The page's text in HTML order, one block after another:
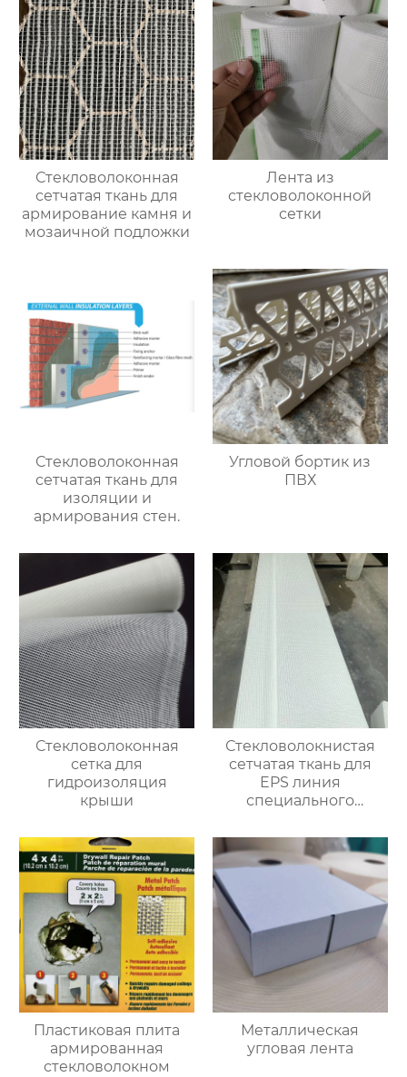
Стекловолоконная
сетчатая ткань для
армирование камня и
мозаичной подложки
Лента из
стекловолоконной
сетки
Стекловолоконная
сетчатая ткань для
изоляции и
армирования стен.
Угловой бортик из
ПВХ
Стекловолоконная
сетка для
гидроизоляция
крыши
Стекловолокнистая
сетчатая ткань для
EPS линия
специального
Пластиковая плита
армированная
стекловолокном
Металлическая
угловая лента